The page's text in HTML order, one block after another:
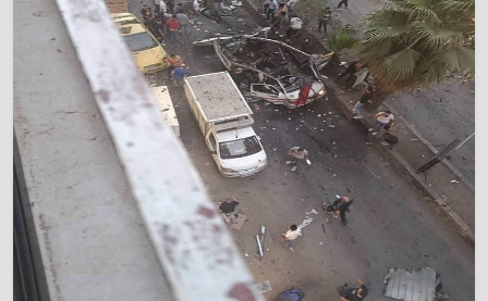
رسمياً اتهام إيران بحادث ميناء دمياط
31/07/2026
10
إتلاف أكثر من 106 كغم مخدرات و22 ألف قرص في
بغداد
31/07/2026